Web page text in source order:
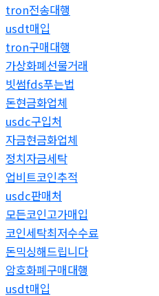
tron전송대행
usdt매입
tron구매대행
가상화폐선물거래
빗썸fds푸는법
돈현금화업체
usdc구입처
자금현금화업체
정치자금세탁
업비트코인추적
usdc판매처
모든코인고가매입
코인세탁최저수수료
돈믹싱해드립니다
암호화폐구매대행
usdt매입